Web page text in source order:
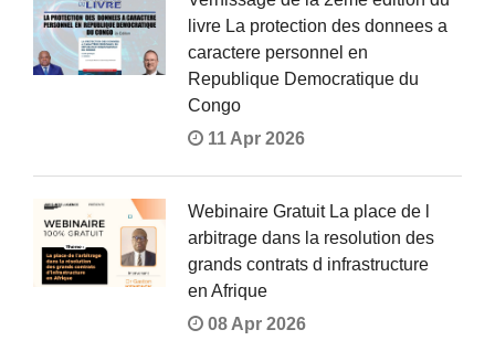
livre La protection des donnees a
caractere personnel en
Republique Democratique du
Congo
11 Apr 2026
Webinaire Gratuit La place de l
arbitrage dans la resolution des
grands contrats d infrastructure
en Afrique
08 Apr 2026